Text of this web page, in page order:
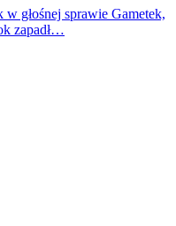
w głośnej sprawie Gametek,
zapadł…